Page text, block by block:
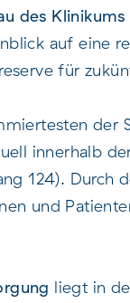
des
auf eine
für
der
innerhalb
124). Durch
und
liegt in